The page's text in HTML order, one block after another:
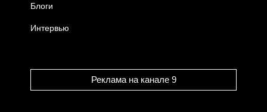
Блоги
Интервью
Реклама на канале 9